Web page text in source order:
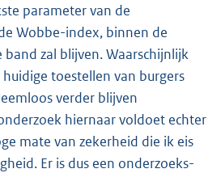
parameter van de
Wobbe-index, binnen de
band zal blijven. Waarschijnlijk
toestellen van burgers
verder blijven
hiernaar voldoet echter
mate van zekerheid die ik eis
Er is dus een onderzoeks-